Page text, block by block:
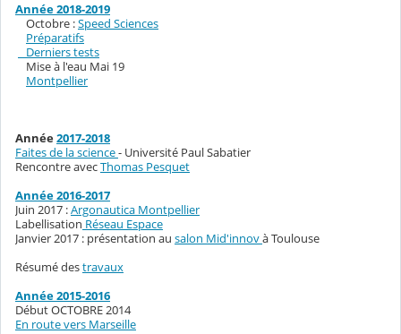
Année 2018-2019
Octobre :Speed Sciences
Préparatifs
Derniers tests
Mise à l'eau Mai 19
Montpellier
Année2017-2018
Faites de la science- Université Paul Sabatier
Rencontre avecThomas Pesquet
Année 2016-2017
Juin 2017 :Argonautica Montpellier
Labellisation Réseau Espace
Janvier 2017 : présentation au salon Mid'innovà Toulouse
Résumé destravaux
Année 2015-2016
Début OCTOBRE 2014
En route vers Marseille